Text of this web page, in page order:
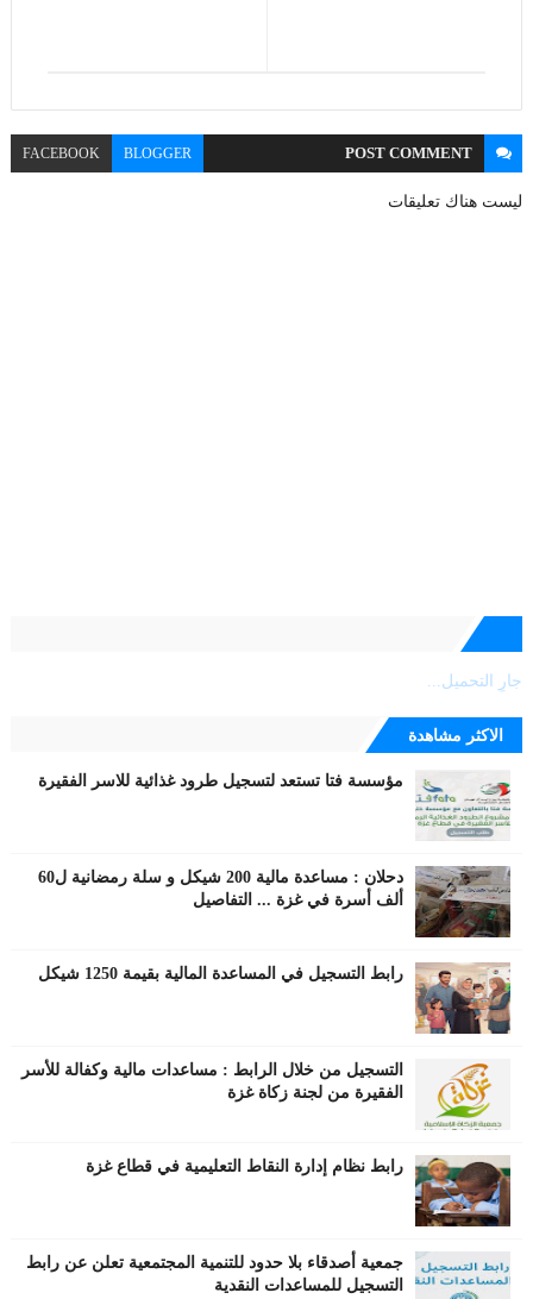
POSTCOMMENT
BLOGGER
FACEBOOK
ليست هناك تعليقات
جارٍ التحميل...
الاكثر مشاهدة
مؤسسة فتا تستعد لتسجيل طرود غذائية للاسر الفقيرة
دحلان : مساعدة مالية 200 شيكل و سلة رمضانية ل60
ألف أسرة في غزة ... التفاصيل
رابط التسجيل في المساعدة المالية بقيمة 1250 شيكل
التسجيل من خلال الرابط : مساعدات مالية وكفالة للأسر
الفقيرة من لجنة زكاة غزة
رابط نظام إدارة النقاط التعليمية في قطاع غزة
جمعية أصدقاء بلا حدود للتنمية المجتمعية تعلن عن رابط
التسجيل للمساعدات النقدية